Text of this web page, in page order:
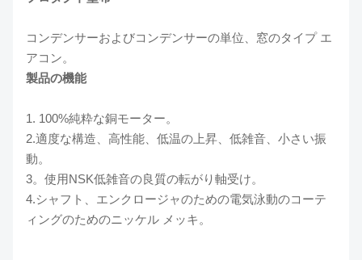
コンデンサーおよびコンデンサーの単位、窓のタイプ エ
アコン。
製品の機能
1. 100%純粋な銅モーター。
2.適度な構造、高性能、低温の上昇、低雑音、小さい振
動。
3。使用NSK低雑音の良質の転がり軸受け。
4.シャフト、エンクロージャのための電気泳動のコーテ
ィングのためのニッケル メッキ。